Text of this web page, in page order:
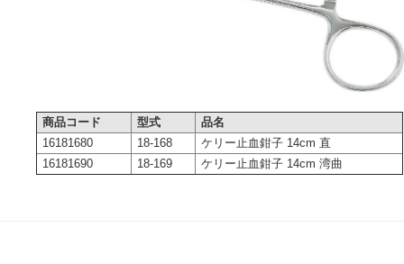
商品コード 型式
品名
16181680
18-168
ケリー止血鉗子 14cm 直
16181690
18-169 ケリー止血鉗子 14cm 湾曲